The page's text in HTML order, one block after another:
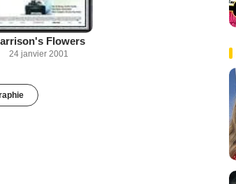
Flowers
24 janvier 2001